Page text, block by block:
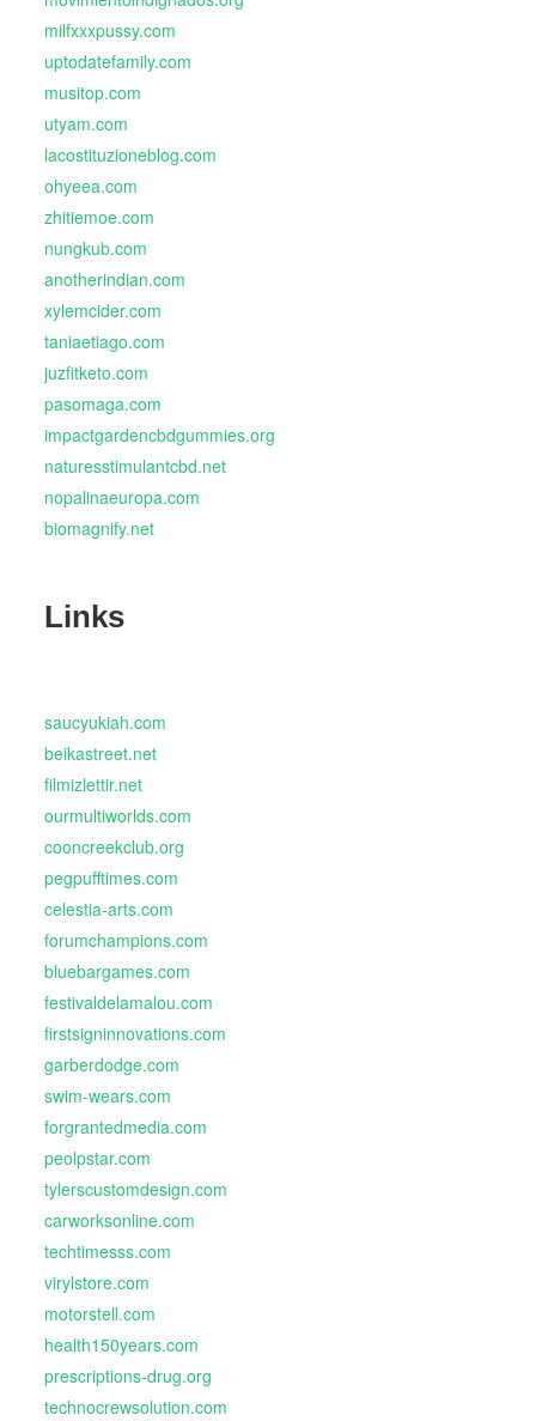
milfxxxpussy.com
uptodatefamily.com
musitop.com
utyam.com
lacostituzioneblog.com
ohyeea.com
zhitiemoe.com
nungkub.com
anotherindian.com
xylemcider.com
taniaetiago.com
juzfitketo.com
pasomaga.com
impactgardencbdgummies.org
naturesstimulantcbd.net
nopalinaeuropa.com
biomagnify.net
Links
saucyukiah.com
beikastreet.net
filmizlettir.net
ourmultiworlds.com
cooncreekclub.org
pegpufftimes.com
celestia-arts.com
forumchampions.com
bluebargames.com
festivaldelamalou.com
firstsigninnovations.com
garberdodge.com
swim-wears.com
forgrantedmedia.com
peolpstar.com
tylerscustomdesign.com
carworksonline.com
techtimesss.com
virylstore.com
motorstell.com
health150years.com
prescriptions-drug.org
technocrewsolution.com